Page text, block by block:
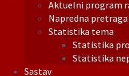
Aktuelni program
Napredna
Statistika tema
Statistika
Statistika
Sastav